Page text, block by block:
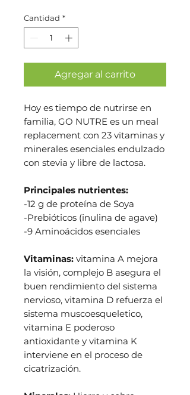
Cantidad *
Agregar al carrito
Hoy es tiempo de nutrirse en
familia, GO NUTRE es un meal
replacement con 23 vitaminas y
minerales esenciales endulzado
con stevia y libre de lactosa.
Principales nutrientes:
-12 g de proteína de Soya
-Prebióticos (inulina de agave)
-9 Aminoácidos esenciales
Vitaminas: vitamina A mejora
la visión, complejo B asegura el
buen rendimiento del sistema
nervioso, vitamina D refuerza el
sistema muscoesqueletico,
vitamina E poderoso
antioxidante y vitamina K
interviene en el proceso de
cicatrización.